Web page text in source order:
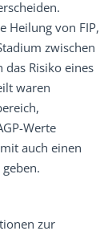
Heilung von FIP,
zwischen
Risiko eines
waren
Werte
auch einen
zur